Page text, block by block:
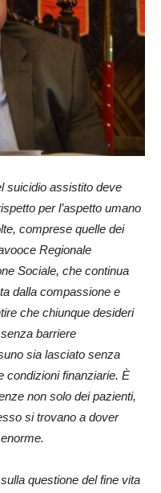
suicidio assistito deve
per l’aspetto umano
comprese quelle dei
Regionale
Sociale, che continua
dalla compassione e
che chiunque desideri
barriere
sia lasciato senza
condizioni finanziarie. È
non solo dei pazienti,
si trovano a dover
questione del fine vita